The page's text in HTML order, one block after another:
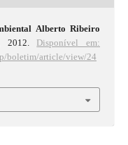
Alberto Ribeiro
Disponível em:
boletim/article/view/24